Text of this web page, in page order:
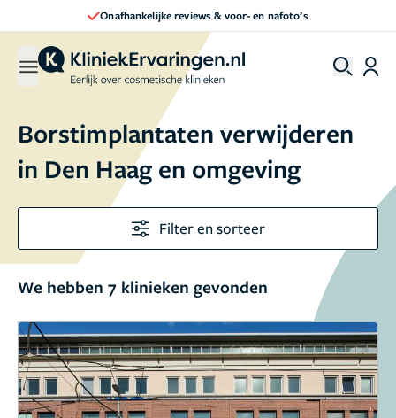
Onafhankelijke reviews & voor- en nafoto’s
Borstimplantaten verwijderen
in Den Haag en omgeving
Filter en sorteer
We hebben 7 klinieken gevonden